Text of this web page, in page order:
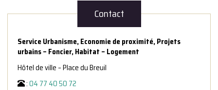
Contact
Service Urbanisme, Economie de proximité, Projets
urbains – Foncier, Habitat – Logement
Hôtel de ville – Place du Breuil
:04 77 40 50 72